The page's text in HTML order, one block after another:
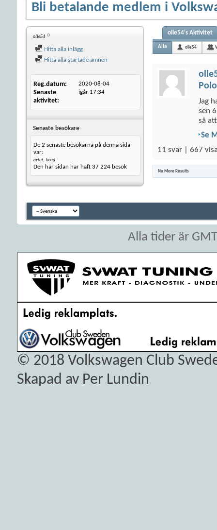
Bli betalande medlem i
olle54
Hitta alla inlägg
Hitta alla startade ämnen
Reg.datum 2020-08-04
Senaste
aktivitet
igår 17:34
Senaste besökare
De 2 senaste besökarna på denna sida
var:
artut, head
Den här sidan har haft 37 224 besök
olle54's Aktivitet
Alla olle54
Jag
sen
så
Se
11 svar | 667
No More Results
Alla tider är
© 2018 Volkswagen Club
Skapad av Per Lundin